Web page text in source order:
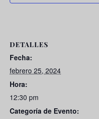
DETALLES
Fecha:
febrero 25, 2024
Hora:
12:30 pm
Categoría de Evento: